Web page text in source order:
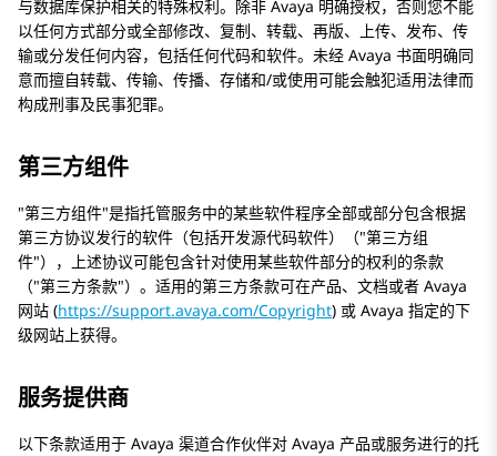
与数据库保护相关的特殊权利。除非 Avaya 明确授权，否则您不能
以任何方式部分或全部修改、复制、转载、再版、上传、发布、传
输或分发任何内容，包括任何代码和软件。未经 Avaya 书面明确同
意而擅自转载、传输、传播、存储和/或使用可能会触犯适用法律而
构成刑事及民事犯罪。
第三方组件
第三方组件 是指托管服务中的某些软件程序全部或部分包含根据
第三方协议发行的软件（包括开发源代码软件）（ 第三方组
件 ），上述协议可能包含针对使用某些软件部分的权利的条款
（ 第三方条款 ）。适用的第三方条款可在产品、文档或者 Avaya
网站 (https://support.avaya.com/Copyright) 或 Avaya 指定的下
级网站上获得。
服务提供商
以下条款适用于 Avaya 渠道合作伙伴对 Avaya 产品或服务进行的托